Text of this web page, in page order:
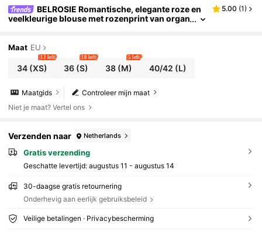
BELROSIE Romantische, elegante roze en
veelkleurige blouse met rozenprint van organ
de vakantie.
5.00 (1)
Maat EU
34(XS)
12 left
36 (S)
18 left
38(M)
5 left
40/42 (L)
Controleer mijn maat
Maatgids
Niet je maat? Vertel ons
Verzenden naar Netherlands
Gratis verzending
Geschatte levertijd: augustus 11 - augustus 14
30-daagse gratis retournering
Onderhevig aan eerlijk gebruiksbeleid
Veilige betalingen · Privacybescherming